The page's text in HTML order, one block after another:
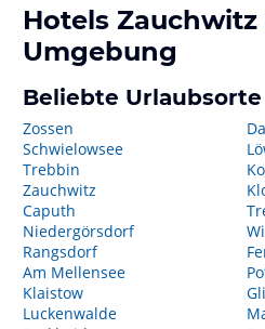
Hotels Zauchwitz
Umgebung
Beliebte Urlaubsorte
Zossen
Schwielowsee
Trebbin
Zauchwitz
Caputh
Niedergörsdorf
Rangsdorf
Am Mellensee
Klaistow
Luckenwalde